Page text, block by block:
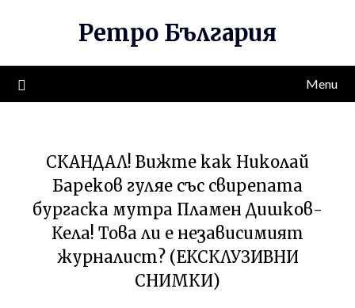
Ретро България
Menu
СКАНДАЛ! Вижте как Николай
Бареков гуляе със свирепата
бургаска мутра Пламен Дишков-
Кела! Това ли е независимият
журналист? (ЕКСКЛУЗИВНИ
СНИМКИ)